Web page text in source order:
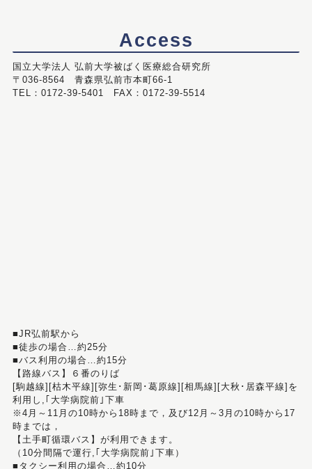
Access
国立大学法人 弘前大学被ばく医療総合研究所
〒036-8564 青森県弘前市本町66-1
TEL：0172-39-5401 FAX：0172-39-5514
■JR弘前駅から
■徒歩の場合…約25分
■バス利用の場合…約15分
【路線バス】６番のりば
[駒越線][枯木平線][弥生･新岡･葛原線][相馬線][大秋･居森平線]を
利用し,｢大学病院前｣下車
※4月～11月の10時から18時まで，及び12月～3月の10時から17
時までは，
【土手町循環バス】が利用できます。
（10分間隔で運行,｢大学病院前｣下車）
■タクシー利用の場合…約10分